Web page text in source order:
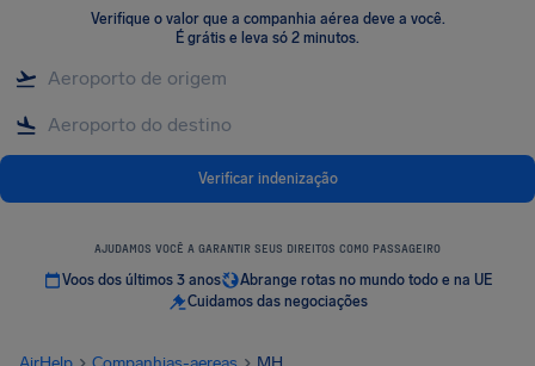
Verifique o valor que a companhia aérea deve a você.
É grátis e leva só 2 minutos.
Verificar indenização
AJUDAMOS VOCÊ A GARANTIR SEUS DIREITOS COMO PASSAGEIRO
Voos dos últimos 3 anos
Abrange rotas no mundo todo e na UE
Cuidamos das negociações